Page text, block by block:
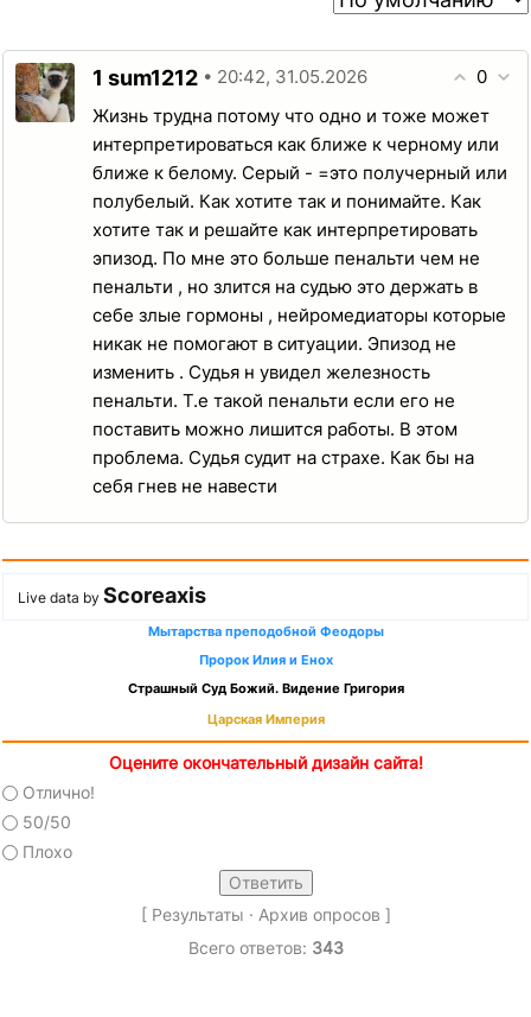
0
1 sum1212 • 20:42, 31.05.2026
Жизнь трудна потому что одно и тоже может
интерпретироваться как ближе к черному или
ближе к белому. Серый - =это получерный или
полубелый. Как хотите так и понимайте. Как
хотите так и решайте как интерпретировать
эпизод. По мне это больше пенальти чем не
пенальти , но злится на судью это держать в
себе злые гормоны , нейромедиаторы которые
никак не помогают в ситуации. Эпизод не
изменить . Судья н увидел железность
пенальти. Т.е такой пенальти если его не
поставить можно лишится работы. В этом
проблема. Судья судит на страхе. Как бы на
себя гнев не навести
Live data by Scoreaxis
Мытарства преподобной Феодоры
Пророк Илия и Енох
Страшный Суд Божий. Видение Григория
Царская Империя
Оцените окончательный дизайн сайта!
Отлично!
50/50
Плохо
[ Результаты · Архив опросов ]
Всего ответов: 343